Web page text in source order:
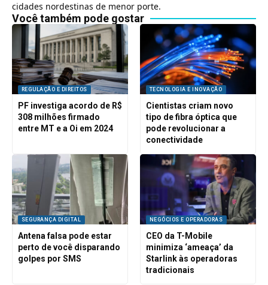
cidades nordestinas de menor porte.
Você também pode gostar
REGULAÇÃO E DIREITOS
PF investiga acordo de R$
308 milhões firmado
entre MT e a Oi em 2024
TECNOLOGIA E INOVAÇÃO
Cientistas criam novo
tipo de fibra óptica que
pode revolucionar a
conectividade
SEGURANÇA DIGITAL
Antena falsa pode estar
perto de você disparando
golpes por SMS
NEGÓCIOS E OPERADORAS
CEO da T-Mobile
minimiza ‘ameaça’ da
Starlink às operadoras
tradicionais